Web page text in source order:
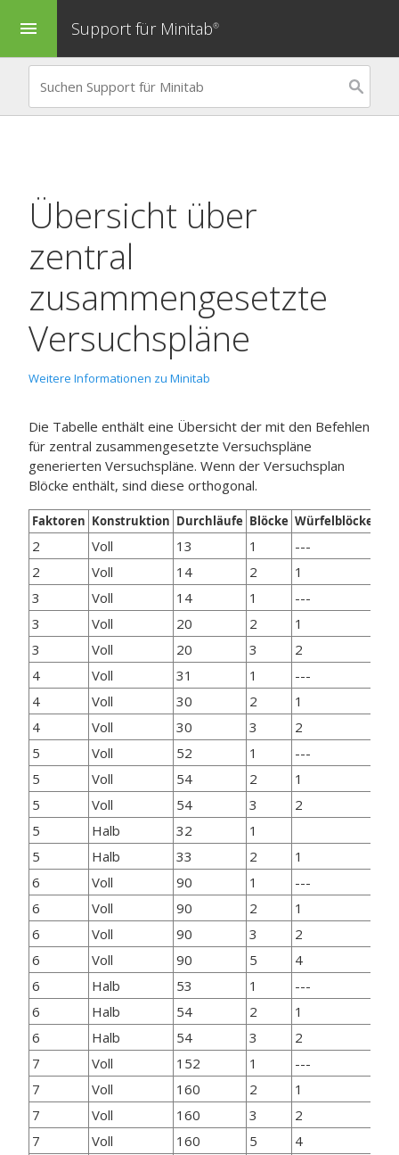
menu Support für Minitab®
Übersicht über
zentral
zusammengesetzte
Versuchspläne
Weitere Informationen zu Minitab
Die Tabelle enthält eine Übersicht der mit den Befehlen
für zentral zusammengesetzte Versuchspläne
generierten Versuchspläne. Wenn der Versuchsplan
Blöcke enthält, sind diese orthogonal.
Faktoren Konstruktion Durchläufe Blöcke Würfelblöcke
2 Voll 13 1 ---
2
Voll 14 2 1
3
Voll 14 1 ---
3
Voll 20 2 1
3
Voll 20 3 2
4
Voll 31 1 ---
4
Voll 30 2 1
4
Voll 30 3 2
5
Voll 52 1 ---
5
Voll 54 2 1
5
Voll 54 3 2
5
Halb 32 1
5
Halb 33 2 1
6
Voll 90 1 ---
6
Voll 90 2 1
6
Voll 90 3 2
6
Voll 90 5 4
6
Halb 53 1 ---
6
Halb 54 2 1
6
Halb 54 3 2
7
Voll 152 1 ---
7
Voll 160 2 1
7
Voll 160 3 2
7
Voll 160 5 4